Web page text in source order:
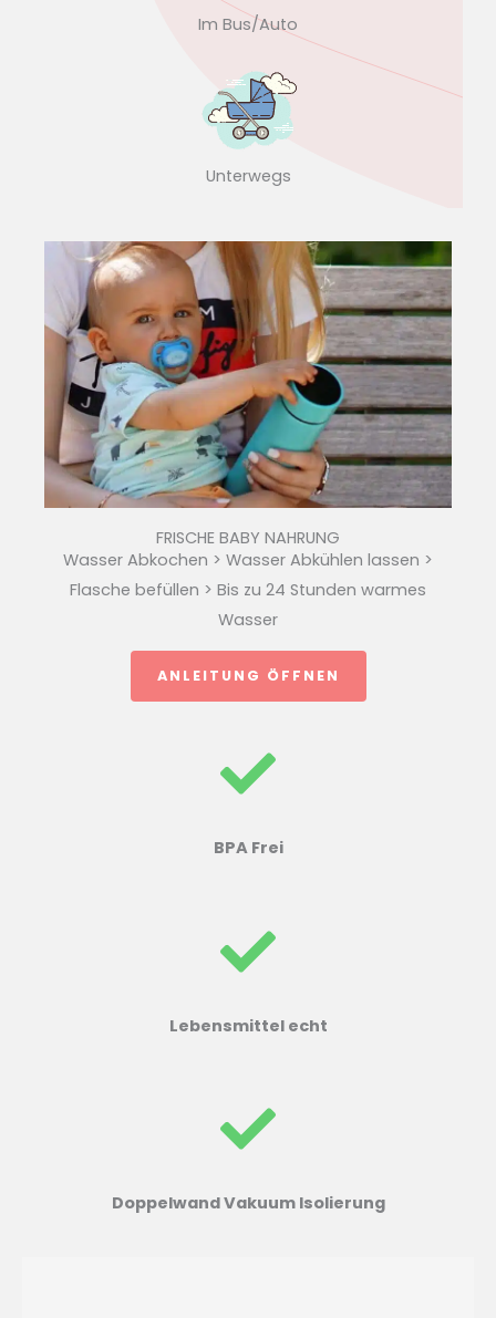
Im Bus/Auto
Unterwegs
FRISCHE BABY NAHRUNG
Wasser Abkochen > Wasser Abkühlen lassen >
Flasche befüllen > Bis zu 24 Stunden warmes
Wasser
ANLEITUNG ÖFFNEN
BPA Frei
Lebensmittel echt
Doppelwand Vakuum Isolierung